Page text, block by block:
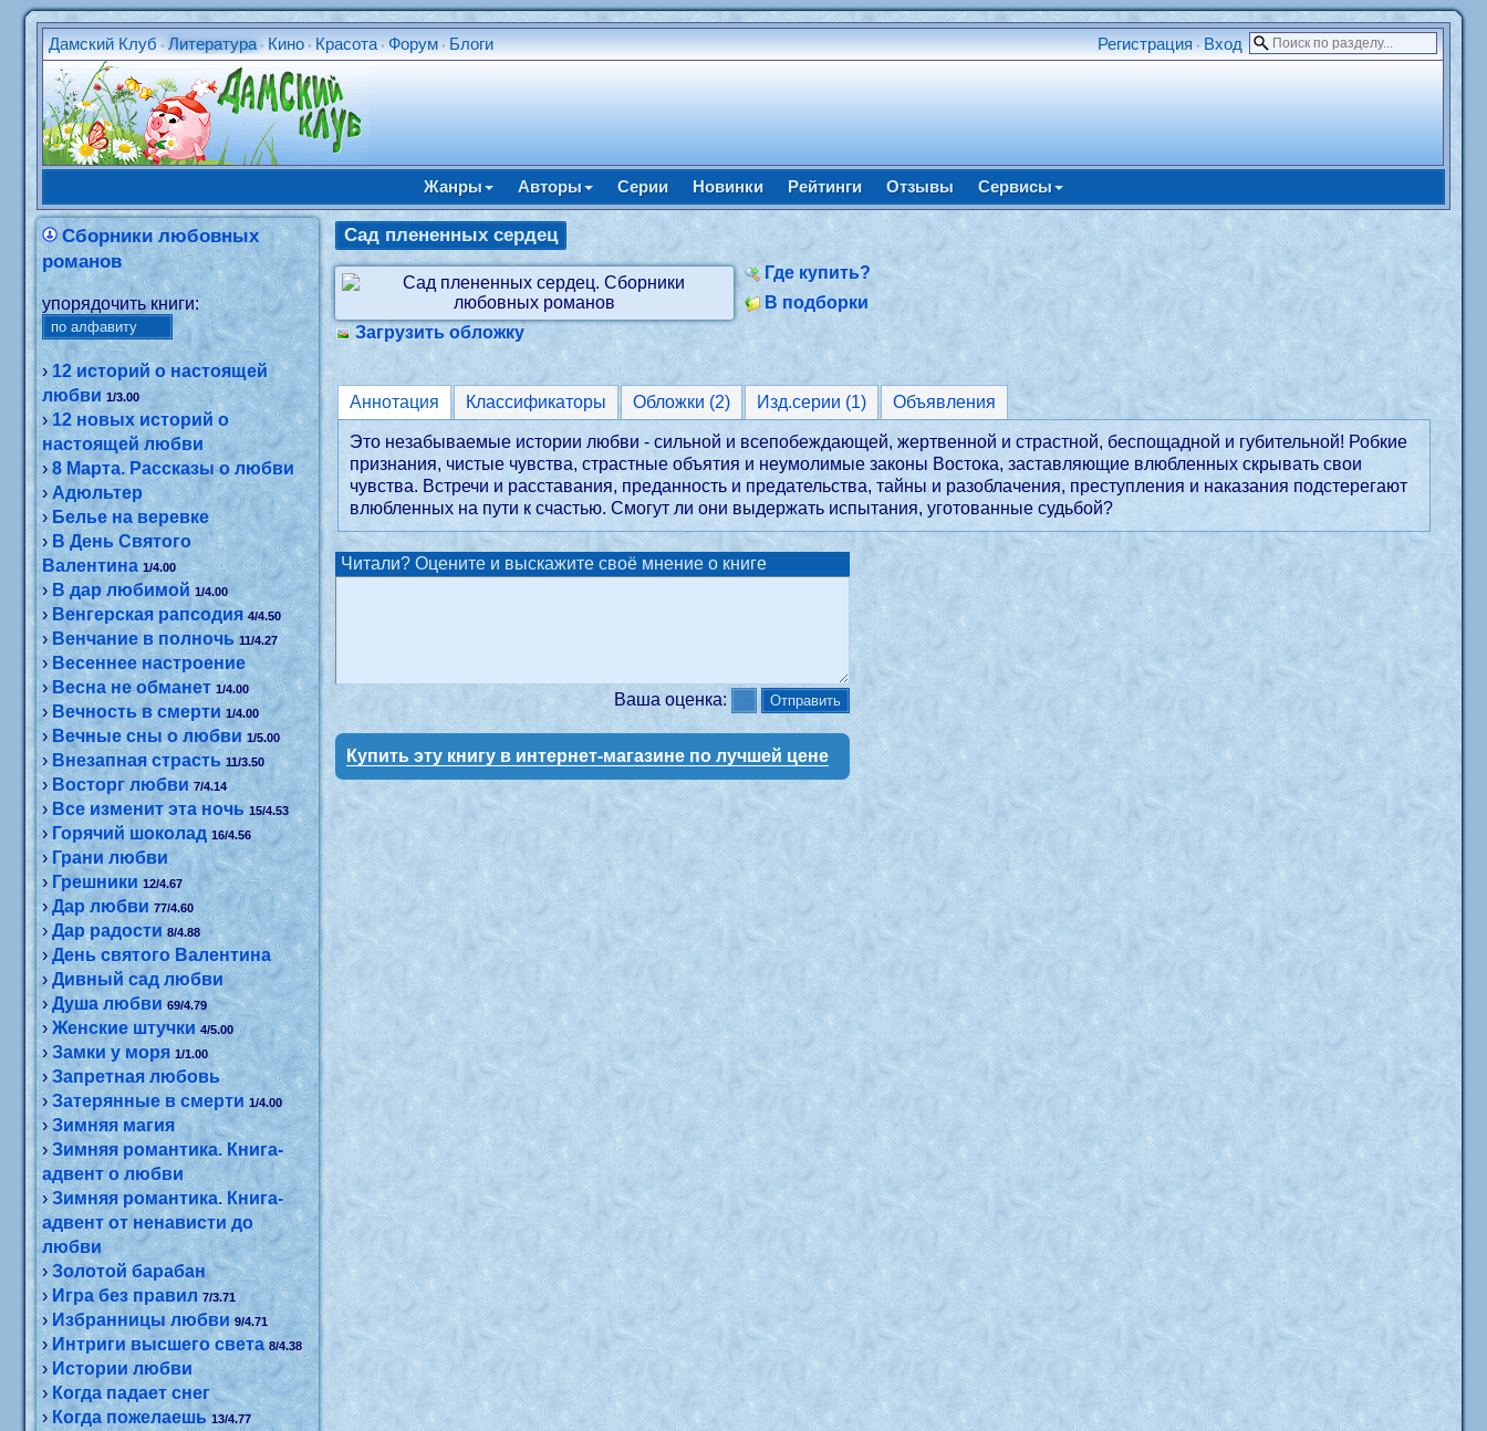
Дамский Клуб •Литература • Кино • Красота •Форум • Блоги Регистрация • Вход
Жанры Авторы Серии Новинки Рейтинги Отзывы Сервисы
Сборники любовных
романов
упорядочить книги:
›12 историй о настоящей
любви 1/3.00
›12 новых историй о
настоящей любви
›8 Марта. Рассказы о любви
›Адюльтер
›Белье на веревке
›В День Святого
Валентина 1/4.00
›В дар любимой 1/4.00
›Венгерская рапсодия 4/4.50
› Венчание в полночь 11/4.27
›Весеннее настроение
› Весна не обманет 1/4.00
›Вечность в смерти 1/4.00
›Вечные сны о любви 1/5.00
›Внезапная страсть 11/3.50
›Восторг любви 7/4.14
›Все изменит эта ночь 15/4.53
› Горячий шоколад 16/4.56
›Грани любви
›Грешники 12/4.67
›Дар любви 77/4.60
›Дар радости 8/4.88
›День святого Валентина
›Дивный сад любви
›Душа любви 69/4.79
›Женские штучки 4/5.00
›Замки у моря 1/1.00
›Запретная любовь
›Затерянные в смерти 1/4.00
›Зимняя магия
›Зимняя романтика. Книга-
адвент о любви
›Зимняя романтика. Книга-
адвент от ненависти до
любви
›Золотой барабан
›Игра без правил 7/3.71
›Избранницы любви 9/4.71
› Интриги высшего света 8/4.38
›Истории любви
›Когда падает снег
›Когда пожелаешь 13/4.77
Сад плененных сердец
Где купить?
В подборки
Загрузить обложку
Аннотация Классификаторы Обложки (2) Изд.серии (1) Объявления
Это незабываемые истории любви - сильной и всепобеждающей, жертвенной и страстной, беспощадной и губительной! Робкие
признания, чистые чувства, страстные объятия и неумолимые законы Востока, заставляющие влюбленных скрывать свои
чувства. Встречи и расставания, преданность и предательства, тайны и разоблачения, преступления и наказания подстерегают
влюбленных на пути к счастью. Смогут ли они выдержать испытания, уготованные судьбой?
Читали? Оцените и выскажите своё мнение о книге
Ваша оценка:
Купить эту книгу в интернет-магазине по лучшей цене